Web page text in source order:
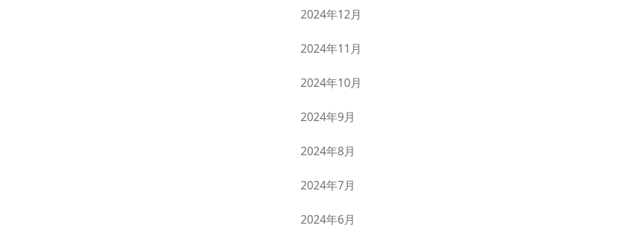
2024年12月
2024年11月
2024年10月
2024年9月
2024年8月
2024年7月
2024年6月